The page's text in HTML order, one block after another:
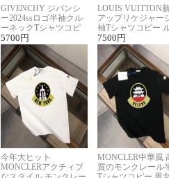
GIVENCHY ジバンシ
ー2024ssロゴ半袖クル
ーネックTシャツコピ
ー ユニセックス
5700 円
LOUIS VUITTON
アップリケジャー
袖Tシャツコピー
ヴィトン着回し抜群
7500 円
今年大ヒット
MONCLERアクチィブ
MONCLER中華風
質のモンクレール